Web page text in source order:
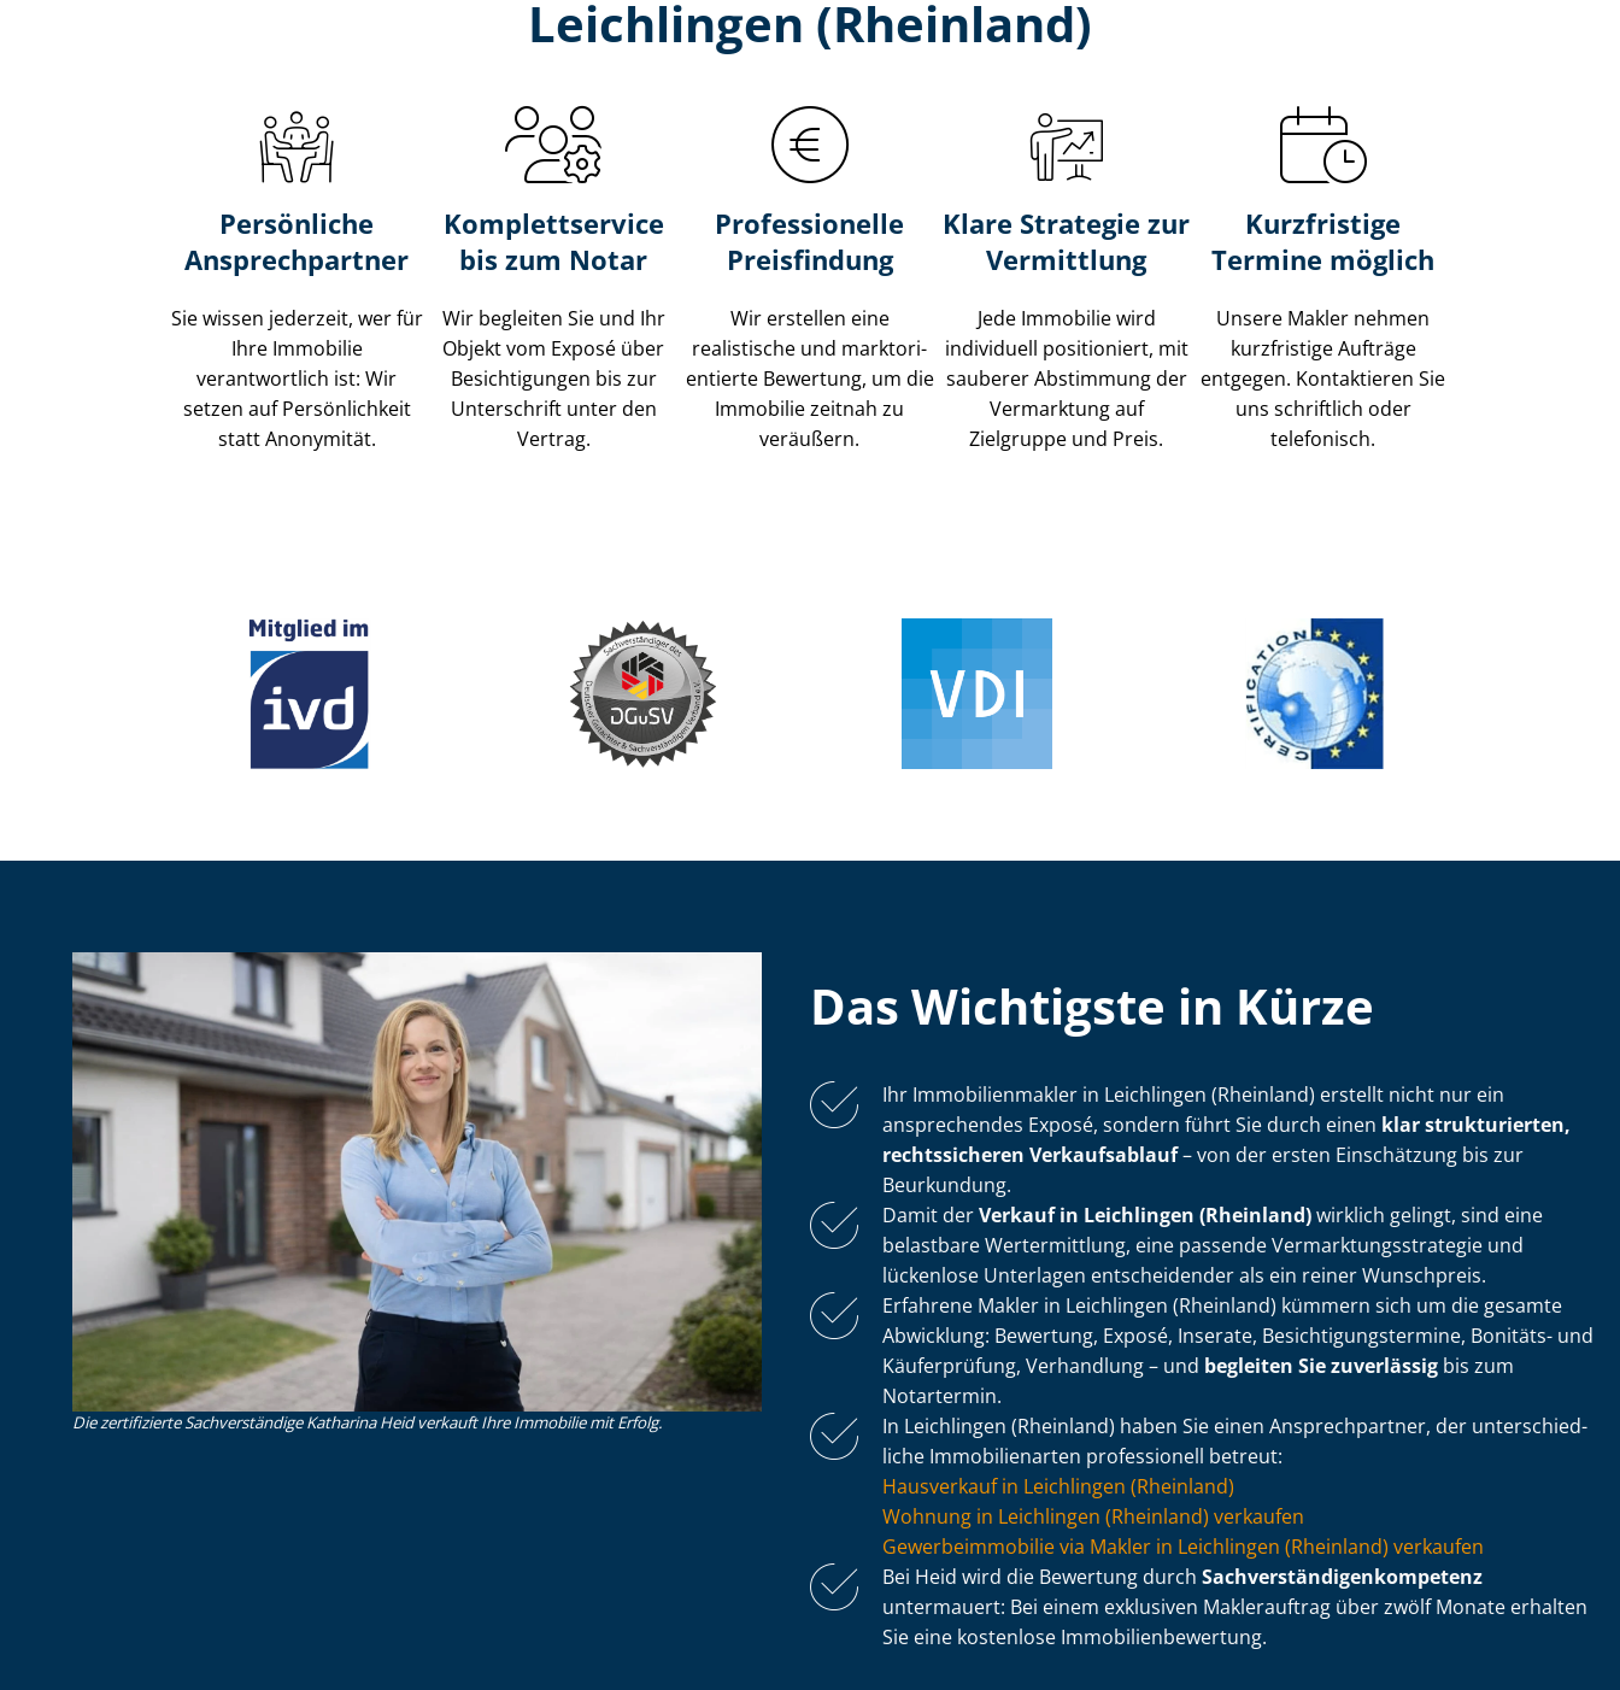
Leichlingen (Rheinland)
Persönliche
Ansprechpartner
Sie wissen jederzeit, wer für
Ihre Immobilie
verantwortlich ist: Wir
setzen auf Persönlichkeit
statt Anonymität.
Komplettservice
bis zum Notar
Wir begleiten Sie und Ihr
Objekt vom Exposé über
Besichtigungen bis zur
Unterschrift unter den
Vertrag.
Professionelle
Preisfindung
Wir erstellen eine
realistische und markt­ori­
en­tier­te Bewertung, um die
Immobilie zeitnah zu
veräußern.
Klare Strategie zur
Vermittlung
Jede Immobilie wird
individuell positioniert, mit
sauberer Abstimmung der
Vermarktung auf
Zielgruppe und Preis.
Kurzfristige
Termine möglich
Unsere Makler nehmen
kurzfristige Aufträge
entgegen. Kontaktieren Sie
uns schriftlich oder
telefonisch.
Die zertifizierte Sachverständige Katharina Heid verkauft Ihre Immobilie mit Erfolg.
Das Wichtigste in Kürze
Ihr Im­mo­bi­li­en­mak­ler in Leichlingen (Rheinland) erstellt nicht nur ein
ansprechendes Exposé, sondern führt Sie durch einen klar strukturierten,
rechtssicheren Verkaufsablauf– von der ersten Einschätzung bis zur
Beurkundung.
Damit derVerkauf in Leichlingen (Rheinland)wirklich gelingt, sind eine
belastbare Wertermittlung, eine passende Ver­mark­tungs­stra­te­gie und
lückenlose Unterlagen entscheidender als ein reiner Wunschpreis.
Erfahrene Makler in Leichlingen (Rheinland) kümmern sich um die gesamte
Abwicklung: Bewertung, Exposé, Inserate, Be­sich­ti­gungs­ter­mi­ne, Bonitäts- und
Käuferprüfung, Verhandlung – und begleiten Sie zuverlässig bis zum
Notartermin.
In Leichlingen (Rheinland) haben Sie einen Ansprechpartner, der un­ter­schied­
li­che Immobilienarten professionell betreut:
Hausverkauf in Leichlingen (Rheinland)
Wohnung in Leichlingen (Rheinland) verkaufen
Ge­wer­be­im­mo­bi­lie via Makler in Leichlingen (Rheinland) verkaufen
Bei Heid wird die Bewertung durch Sach­ver­stän­di­gen­kom­pe­tenz
untermauert: Bei einem exklusiven Maklerauftrag über zwölf Monate erhalten
Sie eine kostenlose Im­mo­bi­li­en­be­wer­tung.